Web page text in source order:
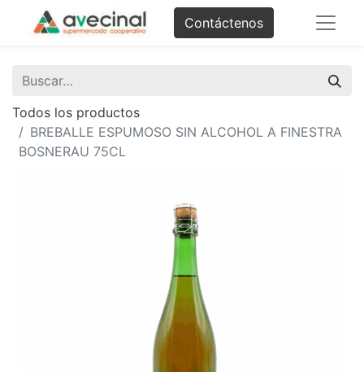
Contáctenos
Todos los productos
BREBALLE ESPUMOSO SIN ALCOHOL A FINESTRA
BOSNERAU 75CL